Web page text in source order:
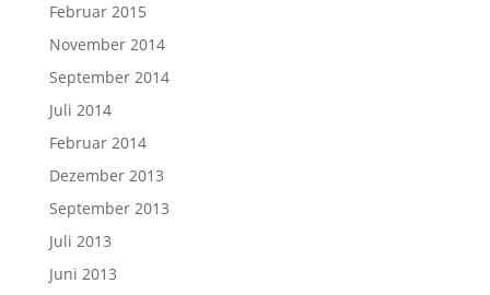
Februar 2015
November 2014
September 2014
Juli 2014
Februar 2014
Dezember 2013
September 2013
Juli 2013
Juni 2013